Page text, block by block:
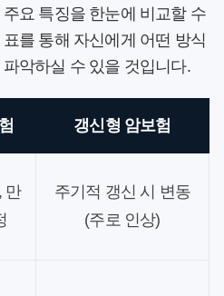
주요 특징을 한눈에 비교할 수
를 통해 자신에게 어떤 방식
악하실 수 있을 것입니다.
갱신형 암보험
만
주기적 갱신 시 변동
(주로 인상)